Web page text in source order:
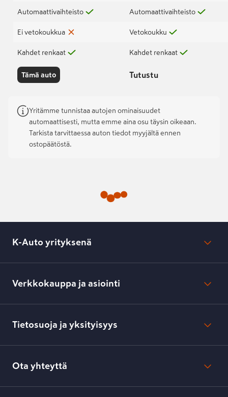
Automaattivaihteisto
Ei vetokoukkua
Kahdet renkaat
Tämä auto
Automaattivaihteisto
Vetokoukku
Kahdet renkaat
Tutustu
Yritämme tunnistaa autojen ominaisuudet
automaattisesti, mutta emme aina osu täysin oikeaan.
Tarkista tarvittaessa auton tiedot myyjältä ennen
ostopäätöstä.
K-Auto yrityksenä
Lehdistötiedotteet
Toimipisteiden yhteystiedot
Verkkokauppa ja asiointi
Toimitustavat ja -kulut
Verkkokaupan peruuttamisilmoitus
Saavutettavuus
Tietosuoja ja yksityisyys
Kesko-konsernin verkkoselailurekisteri
K-Ryhmän evästekäytännöt
Ota yhteyttä